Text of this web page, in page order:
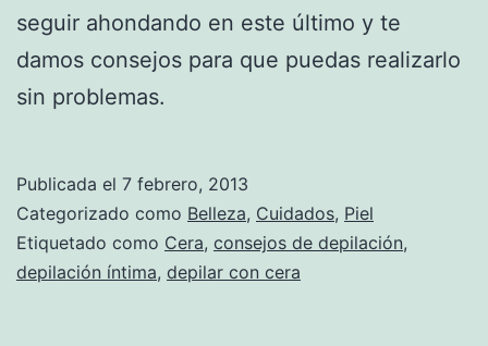
seguir ahondando en este último y te
damos consejos para que puedas realizarlo
sin problemas.
Publicada el 7 febrero, 2013
Categorizado como Belleza, Cuidados, Piel
Etiquetado como Cera, consejos de depilación,
depilación íntima, depilar con cera